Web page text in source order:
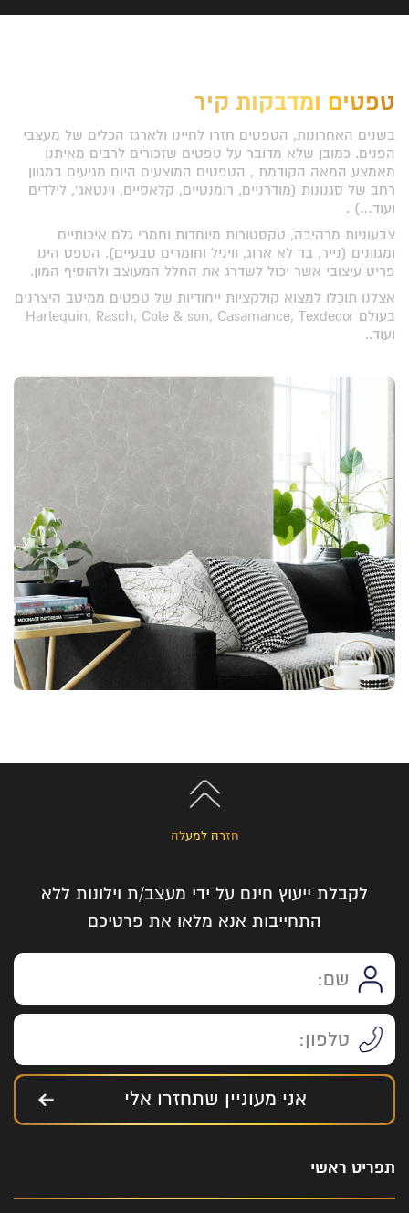
טפטים ומדבקות קיר
בשנים האחרונות, הטפטים חזרו לחיינו ולארגז הכלים של מעצבי
הפנים. כמובן שלא מדובר על טפטים שזכורים לרבים מאיתנו
מאמצע המאה הקודמת , הטפטים המוצעים היום מגיעים במגוון
רחב של סגנונות (מודרניים, רומנטיים, קלאסיים, וינטאג', לילדים
ועוד…) .
צבעוניות מרהיבה, טקסטורות מיוחדות וחמרי גלם איכותיים
ומגוונים (נייר, בד לא ארוג, וויניל וחומרים טבעיים). הטפט הינו
פריט עיצובי אשר יכול לשדרג את החלל המעוצב ולהוסיף המון.
אצלנו תוכלו למצוא קולקציות ייחודיות של טפטים ממיטב היצרנים
בעולם Harlequin, Rasch, Cole & son, Casamance, Texdecor
ועוד..
חזרה למעלה
לקבלת ייעוץ חינם על ידי מעצב/ת וילונות ללא
התחייבות אנא מלאו את פרטיכם
אני מעוניין שתחזרו אלי
תפריט ראשי